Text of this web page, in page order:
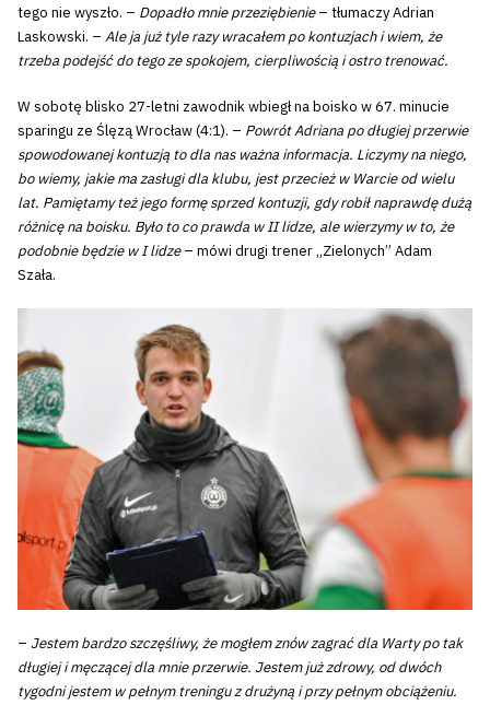
tego nie wyszło. – Dopadło mnie przeziębienie– tłumaczy Adrian
Laskowski. – Ale ja już tyle razy wracałem po kontuzjach i wiem, że
trzeba podejść do tego ze spokojem, cierpliwością i ostro trenować.
W sobotę blisko 27-letni zawodnik wbiegł na boisko w 67. minucie
sparingu ze Ślęzą Wrocław (4:1). – Powrót Adriana po długiej przerwie
spowodowanej kontuzją to dla nas ważna informacja. Liczymy na niego,
bo wiemy, jakie ma zasługi dla klubu, jest przecież w Warcie od wielu
lat. Pamiętamy też jego formę sprzed kontuzji, gdy robił naprawdę dużą
różnicę na boisku. Było to co prawda w II lidze, ale wierzymy w to, że
podobnie będzie w I lidze– mówi drugi trener „Zielonych” Adam
Szała.
– Jestem bardzo szczęśliwy, że mogłem znów zagrać dla Warty po tak
długiej i męczącej dla mnie przerwie. Jestem już zdrowy, od dwóch
tygodni jestem w pełnym treningu z drużyną i przy pełnym obciążeniu.